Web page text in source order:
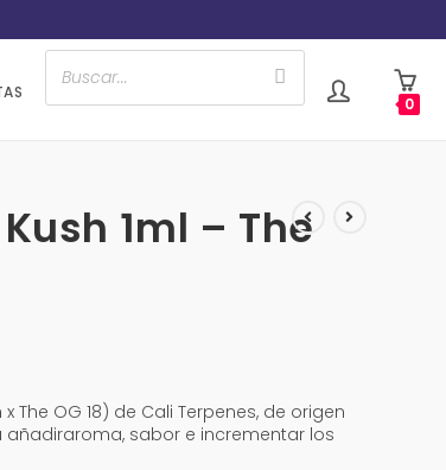
0
1ml – The
The OG 18) de Cali Terpenes, de origen
sabor e incrementar los